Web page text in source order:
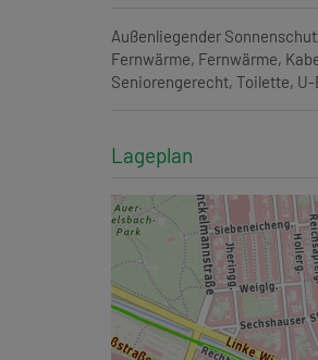
Außenliegender
Fernwärme Fernwärme
Seniorengerecht Toilette U-
Lageplan